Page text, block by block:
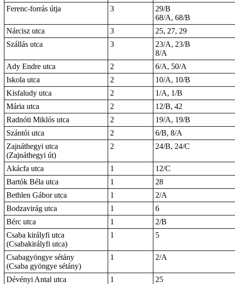
Ferenc-forrás útja 3
29/B
68/A, 68/B
Nárcisz utca
3
25, 27, 29
Szállás utca
3
23/A, 23/B
8/A
Ady Endre utca
2
6/A, 50/A
Iskola utca
2
10/A, 10/B
Kisfaludy utca
2
1/A, 1/B
Mária utca
2
12/B, 42
Radnóti Miklós utca
2
19/A, 19/B
Szántói utca
2
6/B, 8/A
Zajnáthegyi utca
(Zajnáthegyi út)
2 24/B, 24/C
Akácfa utca 1
12/C
Bartók Béla utca
1
28
Bethlen Gábor utca
1
2/A
Bodzavirág utca
1
6
Bérc utca
1
2/B
Csaba királyfi utca
(Csabakirályfi utca)
1 5
Csabagyöngye sétány
(Csaba gyöngye sétány)
1 2/A
Dévényi Antal utca 1
25